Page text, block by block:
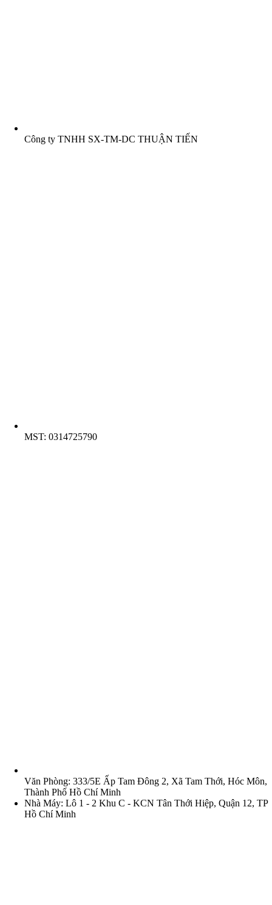
Công ty TNHH SX-TM-DC THUẬN TIẾN
MST: 0314725790
Văn Phòng: 333/5E Ấp Tam Đông 2, Xã Tam Thới, Hóc Môn,
Thành Phố Hồ Chí Minh
Nhà Máy: Lô 1 - 2 Khu C - KCN Tân Thới Hiệp, Quận 12, TP
Hồ Chí Minh